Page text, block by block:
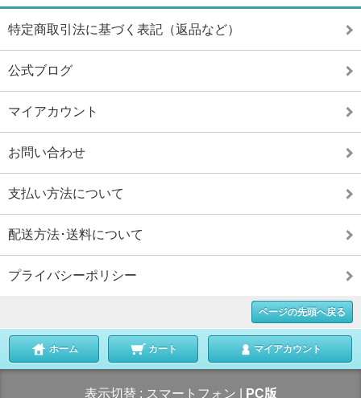
特定商取引法に基づく表記（返品など）
公式ブログ
マイアカウント
お問い合わせ
支払い方法について
配送方法･送料について
プライバシーポリシー
ページの先頭へ戻る
ホーム カート マイアカウント
表示切替 : スマートフォン PC版